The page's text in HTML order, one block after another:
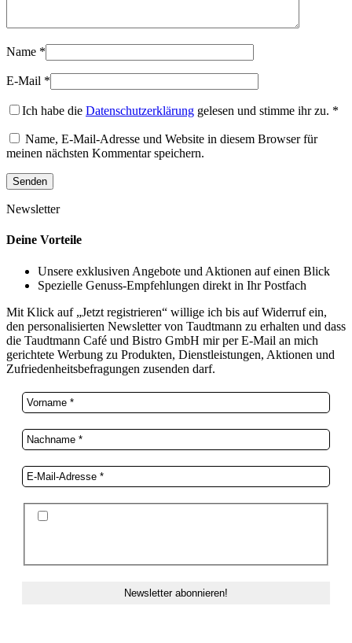
Name *
E-Mail *
Ich habe die Datenschutzerklärung gelesen und stimme ihr zu. *
Name, E-Mail-Adresse und Website in diesem Browser für
meinen nächsten Kommentar speichern.
Newsletter
Deine Vorteile
Unsere exklusiven Angebote und Aktionen auf einen Blick
Spezielle Genuss-Empfehlungen direkt in Ihr Postfach
Mit Klick auf „Jetzt registrieren“ willige ich bis auf Widerruf ein,
den personalisierten Newsletter von Taudtmann zu erhalten und dass
die Taudtmann Café und Bistro GmbH mir per E-Mail an mich
gerichtete Werbung zu Produkten, Dienstleistungen, Aktionen und
Zufriedenheitsbefragungen zusenden darf.